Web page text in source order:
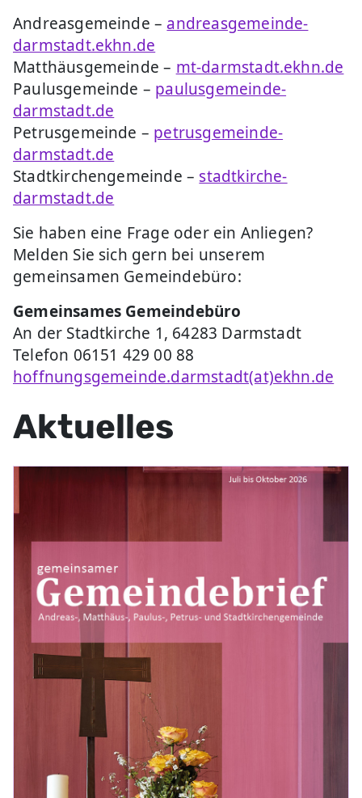
Andreasgemeinde – andreasgemeinde-
darmstadt.ekhn.de
Matthäusgemeinde – mt-darmstadt.ekhn.de
Paulusgemeinde – paulusgemeinde-
darmstadt.de
Petrusgemeinde – petrusgemeinde-
darmstadt.de
Stadtkirchengemeinde – stadtkirche-
darmstadt.de
Sie haben eine Frage oder ein Anliegen?
Melden Sie sich gern bei unserem
gemeinsamen Gemeindebüro:
Gemeinsames Gemeindebüro
An der Stadtkirche 1, 64283 Darmstadt
Telefon 06151 429 00 88
hoffnungsgemeinde.darmstadt(at)ekhn.de
Aktuelles